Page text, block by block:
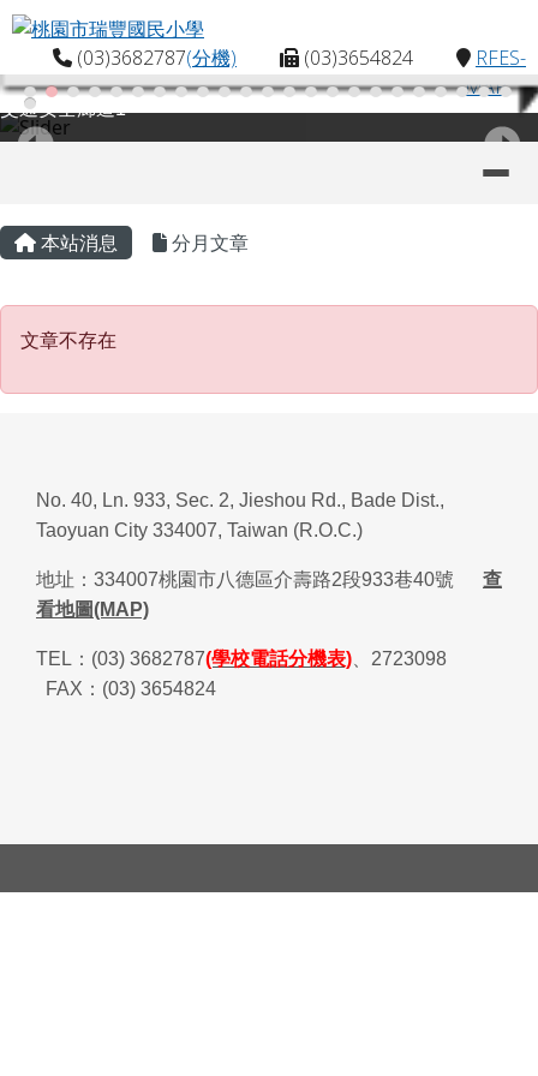
跳至主內容區
桃園市瑞豐國民小學
(03)3682787(分機) (03)3654824
RFES-
MAP
交通安全廊道1
主內容區域
本站消息 分月文章
文章不存在
文章不存在
頁尾區域
No. 40, Ln. 933, Sec. 2, Jieshou Rd., Bade Dist.,
Taoyuan City 334007, Taiwan (R.O.C.)
地址： 334007桃園市八德區介壽路2段933巷40號
查
看地圖(MAP)
TEL ： (03) 3682787(學校電話分機表)
2723098
FAX ： (03) 3654824